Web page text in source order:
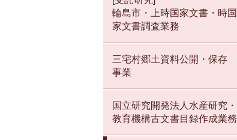
輪島市・上時国家文書・時国
家文書調査業務
三宅村郷土資料公開・保存
事業
国立研究開発法人水産研究・
教育機構古文書目録作成業務